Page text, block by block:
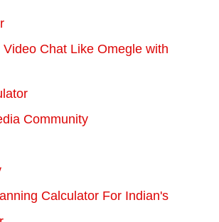
Chat Like Omegle with
Community
Calculator For Indian's